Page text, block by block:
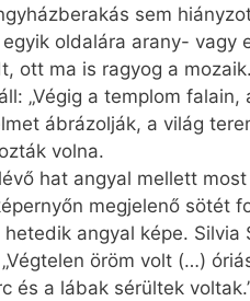
sem
oldalára arany- vagy
ott ma is ragyog a
„Végig a templom falain,
ábrázolják, a világ
volna.
hat angyal mellett
megjelenő sötét
angyal képe. Silvia
öröm volt (…)
és a lábak sérültek